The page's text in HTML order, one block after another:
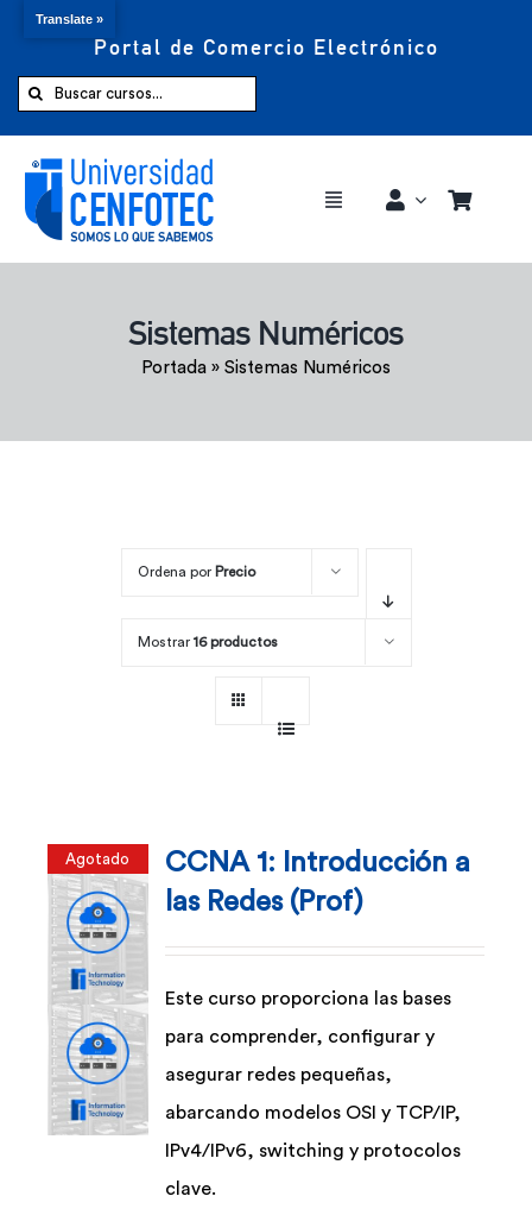
Portal de Comercio Electrónico
Buscar:
Toggle
Comprar ahora
Sistemas Numéricos
Portada » Sistemas Numéricos
Ordena por Precio
Mostrar 16 productos
Agotado
CCNA 1: Introducción a
las Redes (Prof)
Este curso proporciona las bases
para comprender, configurar y
asegurar redes pequeñas,
abarcando modelos OSI y TCP/IP,
IPv4/IPv6, switching y protocolos
clave.
Translate »